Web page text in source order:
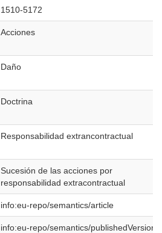
1510-5172
Acciones
Daño
Doctrina
Responsabilidad extrancontractual
Sucesión de las acciones por
responsabilidad extracontractual
info:eu-repo/semantics/article
info:eu-repo/semantics/publishedVersion